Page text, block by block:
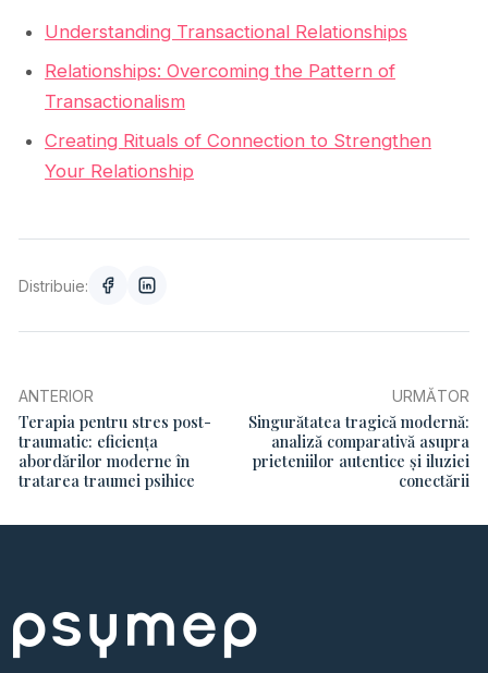
Understanding Transactional Relationships
Relationships: Overcoming the Pattern of
Transactionalism
Creating Rituals of Connection to Strengthen
Your Relationship
Distribuie:
ANTERIOR
Terapia pentru stres post-
traumatic: eficiența
abordărilor moderne în
tratarea traumei psihice
URMĂTOR
Singurătatea tragică modernă:
analiză comparativă asupra
prieteniilor autentice și iluziei
conectării